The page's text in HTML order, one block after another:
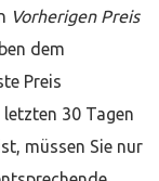
Vorherigen Preis
dem
Preis
30 Tagen
müssen Sie nur